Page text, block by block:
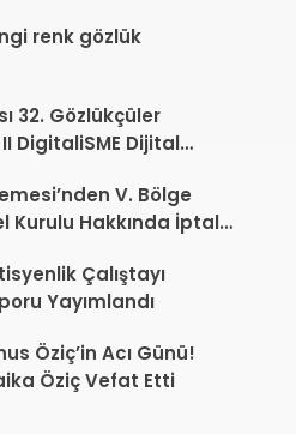
renk gözlük
32. Gözlükçüler
DigitaliSME Dijital
V. Bölge
Kurulu Hakkında İptal
Çalıştayı
Yayımlandı
Öziç’in Acı Günü!
Öziç Vefat Etti